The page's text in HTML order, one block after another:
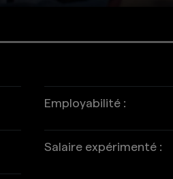
Employabilité :
Salaire expérimenté :